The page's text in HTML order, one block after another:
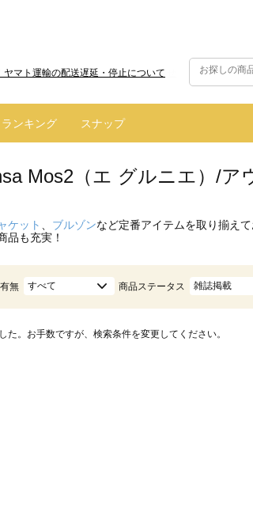
～サイトメンテナンス実施のお知らせ
ヤマト運輸の配送遅延・停止について
ランキング スナップ
Mos2（エ グルニエ）/ア
ケット ブルゾンなど定番アイテムを取り揃え
品も充実！
無 すべて 商品ステータス 雑誌掲載
。お手数ですが、検索条件を変更してください。